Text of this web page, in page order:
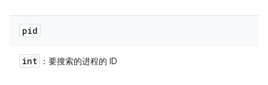
pid
int ：要搜索的进程的 ID